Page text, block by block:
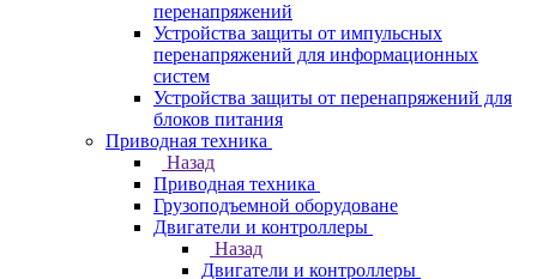
перенапряжений
Устройства защиты от импульсных
перенапряжений для информационных
систем
Устройства защиты от перенапряжений для
блоков питания
Приводная техника
Назад
Приводная техника
Грузоподъемной оборудоване
Двигатели и контроллеры
Назад
Двигатели и контроллеры